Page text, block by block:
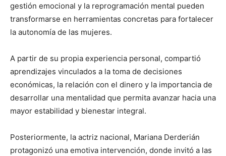
gestión emocional y la reprogramación mental pueden
transformarse en herramientas concretas para fortalecer
la autonomía de las mujeres.
A partir de su propia experiencia personal, compartió
aprendizajes vinculados a la toma de decisiones
económicas, la relación con el dinero y la importancia de
desarrollar una mentalidad que permita avanzar hacia una
mayor estabilidad y bienestar integral.
Posteriormente, la actriz nacional, Mariana Derderián
protagonizó una emotiva intervención, donde invitó a las